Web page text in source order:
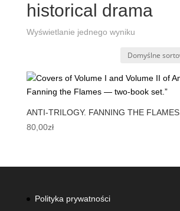
historical drama
Wyświetlanie jednego wyniku
ANTI-TRILOGY. FANNING THE FLAMES
80,00zł
Polityka prywatności